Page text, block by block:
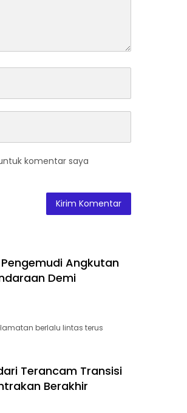
komentar saya
Angkutan
Demi
berlalu lintas terus
Terancam Transisi
Berakhir